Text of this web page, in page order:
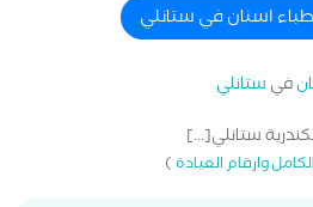
اسنان في ستانلي
في ستانلي
ستانلي[...]
وارقام العيادة)